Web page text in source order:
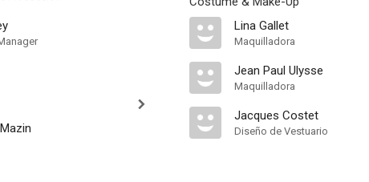
Lina Gallet
Maquilladora
Jean Paul Ulysse
Maquilladora
Jacques Costet
Diseño de Vestuario